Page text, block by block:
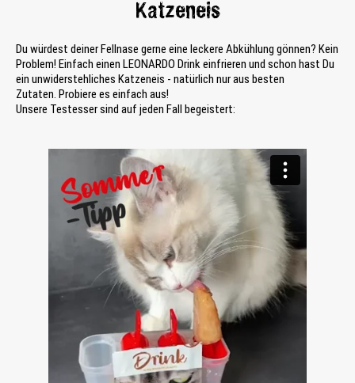
Katzeneis
Du würdest deiner Fellnase gerne eine leckere Abkühlung gönnen? Kein
Problem! Einfach einen LEONARDO Drink einfrieren und schon hast Du
ein unwiderstehliches Katzeneis - natürlich nur aus besten
Zutaten. Probiere es einfach aus!
Unsere Testesser sind auf jeden Fall begeistert: